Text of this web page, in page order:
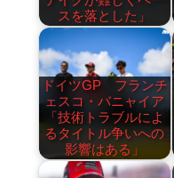
スを落とした」
ドイツGP フランチ
ェスコ・バニャイア
「技術トラブルによ
るタイトル争いへの
影響はある」